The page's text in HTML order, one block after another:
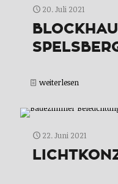
20. Juli 2021
weiterlesen
22. Juni 2021